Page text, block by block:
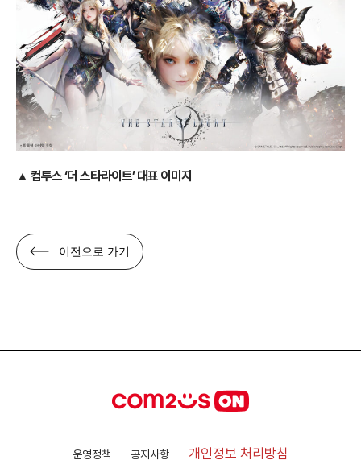
▲ 컴투스 ‘더 스타라이트’대표 이미지
이전으로 가기
운영정책 공지사항 개인정보 처리방침